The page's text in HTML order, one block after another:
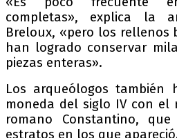
completas», explica la
Breloux, «pero los rellenos
han logrado conservar
piezas enteras».
Los arqueólogos también
moneda del siglo IV con el
romano Constantino,
estratos en los que